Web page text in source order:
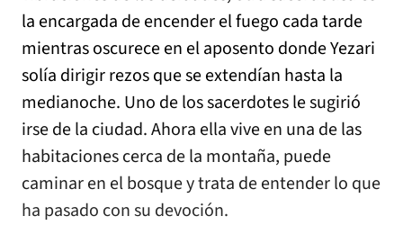
la encargada de encender el fuego cada tarde
mientras oscurece en el aposento donde Yezari
solía dirigir rezos que se extendían hasta la
medianoche. Uno de los sacerdotes le sugirió
irse de la ciudad. Ahora ella vive en una de las
habitaciones cerca de la montaña, puede
caminar en el bosque y trata de entender lo que
ha pasado con su devoción.